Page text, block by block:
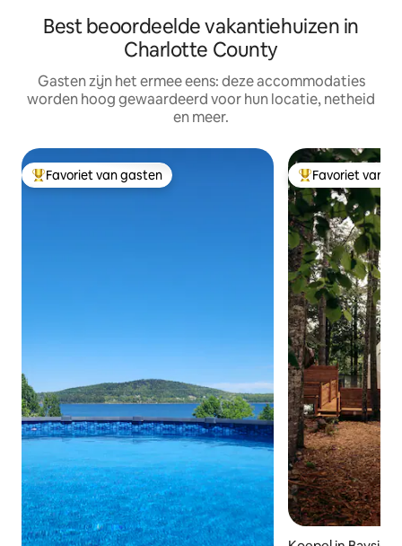
Best beoordeelde vakantiehuizen in
Charlotte County
Gasten zijn het ermee eens: deze accommodaties
worden hoog gewaardeerd voor hun locatie, netheid
en meer.
Topfavoriet van gasten
Favoriet van gasten Topfavoriet van
Favoriet van